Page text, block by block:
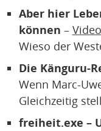
Aber hier
können – Video
Wieso der
Die Känguru-
Wenn Marc-
Gleichzeitig
freiheit.exe –